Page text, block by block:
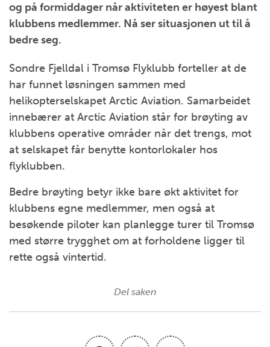
og på formiddager når aktiviteten er høyest blant
klubbens medlemmer. Nå ser situasjonen ut til å
bedre seg.
Sondre Fjelldal i Tromsø Flyklubb forteller at de
har funnet løsningen sammen med
helikopterselskapet Arctic Aviation. Samarbeidet
innebærer at Arctic Aviation står for brøyting av
klubbens operative områder når det trengs, mot
at selskapet får benytte kontorlokaler hos
flyklubben.
Bedre brøyting betyr ikke bare økt aktivitet for
klubbens egne medlemmer, men også at
besøkende piloter kan planlegge turer til Tromsø
med større trygghet om at forholdene ligger til
rette også vintertid.
Del saken